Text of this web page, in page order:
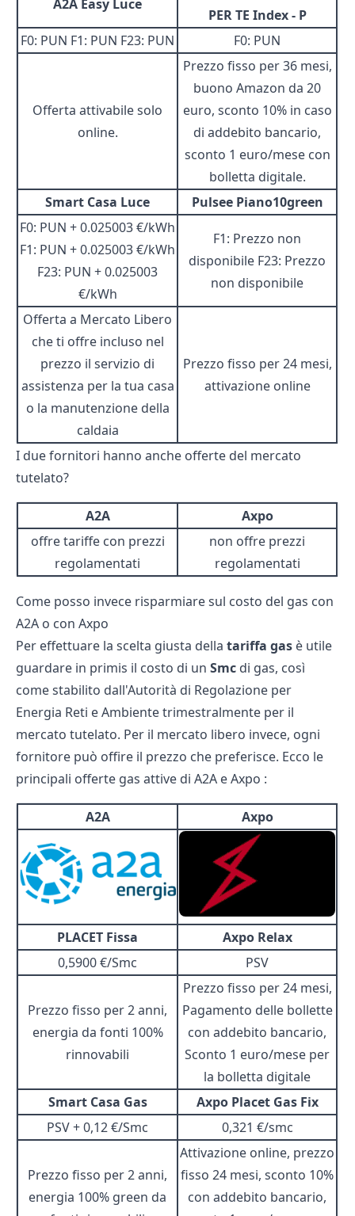
A2A Easy Luce
PER TE Index - P
F0: PUN F1: PUN F23: PUN
F0: PUN
Offerta attivabile solo
online.
Prezzo fisso per 36 mesi,
buono Amazon da 20
euro, sconto 10% in caso
di addebito bancario,
sconto 1 euro/mese con
bolletta digitale.
Smart Casa Luce
Pulsee Piano10green
F0: PUN + 0.025003 €/kWh
F1: PUN + 0.025003 €/kWh
F23: PUN + 0.025003
€/kWh
F1: Prezzo non
disponibile F23: Prezzo
non disponibile
Offerta a Mercato Libero
che ti offre incluso nel
prezzo il servizio di
assistenza per la tua casa
o la manutenzione della
caldaia
Prezzo fisso per 24 mesi,
attivazione online
I due fornitori hanno anche offerte del mercato
tutelato?
A2A
Axpo
offre tariffe con prezzi
regolamentati
non offre prezzi
regolamentati
Come posso invece risparmiare sul costo del gas con
A2A o con Axpo
Per effettuare la scelta giusta della tariffa gas è utile
guardare in primis il costo di un Smc di gas, così
come stabilito dall'Autorità di Regolazione per
Energia Reti e Ambiente trimestralmente per il
mercato tutelato. Per il mercato libero invece, ogni
fornitore può offire il prezzo che preferisce. Ecco le
principali offerte gas attive di A2A e Axpo :
A2A Axpo
PLACET Fissa
Axpo Relax
0,5900 €/Smc
PSV
Prezzo fisso per 2 anni,
energia da fonti 100%
rinnovabili
Prezzo fisso per 24 mesi,
Pagamento delle bollette
con addebito bancario,
Sconto 1 euro/mese per
la bolletta digitale
Smart Casa Gas
Axpo Placet Gas Fix
PSV + 0,12 €/Smc
0,321 €/smc
Prezzo fisso per 2 anni,
energia 100% green da
Attivazione online, prezzo
fisso 24 mesi, sconto 10%
con addebito bancario,